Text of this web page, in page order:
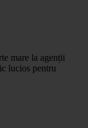
mare la agenții
lucios pentru